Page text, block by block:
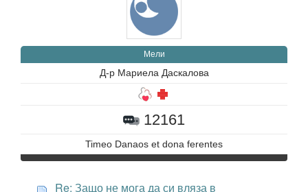
Мели
Д-р Мариела Даскалова
12161
Timeo Danaos et dona ferentes
Re: Защо не мога да си вляза в